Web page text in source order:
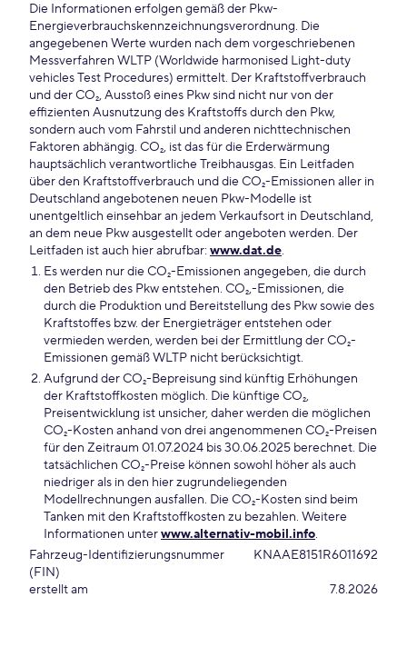
Die Informationen erfolgen gemäß der Pkw-
Energieverbrauchskennzeichnungsverordnung. Die
angegebenen Werte wurden nach dem vorgeschriebenen
Messverfahren WLTP (Worldwide harmonised Light-duty
vehicles Test Procedures) ermittelt. Der Kraftstoffverbrauch
und der CO₂, Ausstoß eines Pkw sind nicht nur von der
effizienten Ausnutzung des Kraftstoffs durch den Pkw,
sondern auch vom Fahrstil und anderen nichttechnischen
Faktoren abhängig. CO₂, ist das für die Erderwärmung
hauptsächlich verantwortliche Treibhausgas. Ein Leitfaden
über den Kraftstoffverbrauch und die CO₂-Emissionen aller in
Deutschland angebotenen neuen Pkw-Modelle ist
unentgeltlich einsehbar an jedem Verkaufsort in Deutschland,
an dem neue Pkw ausgestellt oder angeboten werden. Der
Leitfaden ist auch hier abrufbar: www.dat.de.
Es werden nur die CO₂-Emissionen angegeben, die durch
den Betrieb des Pkw entstehen. CO₂,-Emissionen, die
durch die Produktion und Bereitstellung des Pkw sowie des
Kraftstoffes bzw. der Energieträger entstehen oder
vermieden werden, werden bei der Ermittlung der CO₂-
Emissionen gemäß WLTP nicht berücksichtigt.
Aufgrund der CO₂-Bepreisung sind künftig Erhöhungen
der Kraftstoffkosten möglich. Die künftige CO₂,
Preisentwicklung ist unsicher, daher werden die möglichen
CO₂-Kosten anhand von drei angenommenen CO₂-Preisen
für den Zeitraum 01.07.2024 bis 30.06.2025 berechnet. Die
tatsächlichen CO₂-Preise können sowohl höher als auch
niedriger als in den hier zugrundeliegenden
Modellrechnungen ausfallen. Die CO₂-Kosten sind beim
Tanken mit den Kraftstoffkosten zu bezahlen. Weitere
Informationen unterwww.alternativ-mobil.info.
Fahrzeug-Identifizierungsnummer
(FIN)
KNAAE8151R6011692
erstellt am 7.8.2026